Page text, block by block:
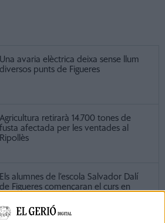
Una avaria elèctrica deixa sense llum
diversos punts de Figueres
Agricultura retirarà 14.700 tones de
fusta afectada per les ventades al
Ripollès
Els alumnes de l’escola Salvador Dalí
de Figueres començaran el curs en